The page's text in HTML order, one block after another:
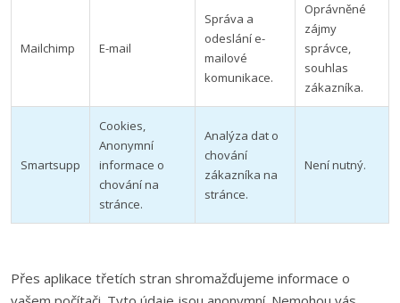
Mailchimp E-mail
Správa a
odeslání e-
mailové
komunikace.
Oprávněné
zájmy
správce,
souhlas
zákazníka.
Smartsupp
Cookies,
Anonymní
informace o
chování na
stránce.
Analýza dat o
chování
zákazníka na
stránce.
Není nutný.
Přes aplikace třetích stran shromažďujeme informace o